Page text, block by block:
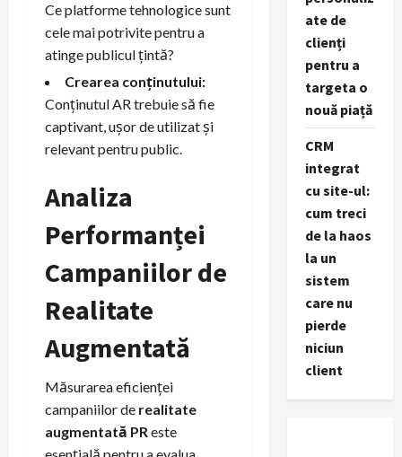
Ce platforme tehnologice sunt
cele mai potrivite pentru a
atinge publicul țintă?
Crearea conținutului:
Conținutul AR trebuie să fie
captivant, ușor de utilizat și
relevant pentru public.
Analiza
Performanței
Campaniilor de
Realitate
Augmentată
Măsurarea eficienței
campaniilor de realitate
augmentată PR este
ate de
clienți
pentru a
targeta o
nouă piață
CRM
integrat
cu site-ul:
cum treci
de la haos
la un
sistem
care nu
pierde
niciun
client